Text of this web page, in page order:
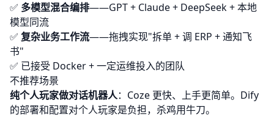
✅ 多模型混合编排——GPT + Claude + DeepSeek + 本地
模型同流
✅ 复杂业务工作流——拖拽实现"拆单 + 调 ERP + 通知飞
书"
✅ 已接受 Docker + 一定运维投入的团队
不推荐场景
纯个人玩家做对话机器人： Coze 更快、上手更简单。Dify
的部署和配置对个人玩家是负担，杀鸡用牛刀。